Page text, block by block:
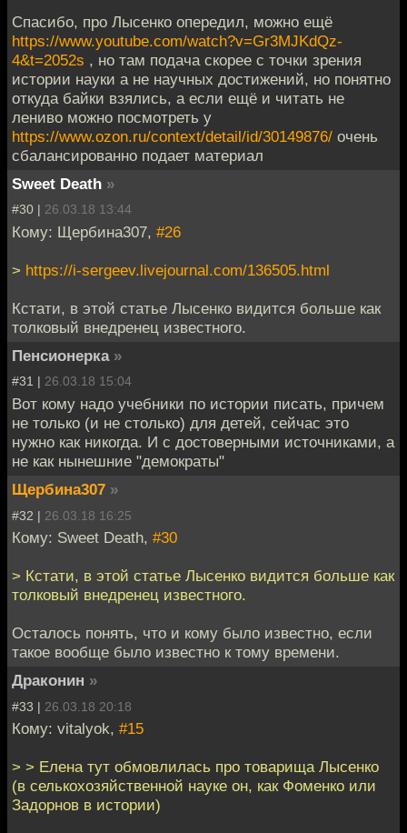
Спасибо, про Лысенко опередил, можно ещё
https://www.youtube.com/watch?v=Gr3MJKdQz-
4&t=2052s , но там подача скорее с точки зрения
истории науки а не научных достижений, но понятно
откуда байки взялись, а если ещё и читать не
лениво можно посмотреть у
https://www.ozon.ru/context/detail/id/30149876/ очень
сбалансированно подает материал
Sweet Death »
#30 | 26.03.18 13:44
Кому: Щербина307, #26
> https://i-sergeev.livejournal.com/136505.html
Кстати, в этой статье Лысенко видится больше как
толковый внедренец известного.
Пенсионерка »
#31 | 26.03.18 15:04
Вот кому надо учебники по истории писать, причем
не только (и не столько) для детей, сейчас это
нужно как никогда. И с достоверными источниками, а
не как нынешние "демократы"
Щербина307 »
#32 | 26.03.18 16:25
Кому: Sweet Death, #30
> Кстати, в этой статье Лысенко видится больше как
толковый внедренец известного.
Осталось понять, что и кому было известно, если
такое вообще было известно к тому времени.
Драконин »
#33 | 26.03.18 20:18
Кому: vitalyok, #15
> > Елена тут обмовлилась про товарища Лысенко
(в селькохозяйственной науке он, как Фоменко или
Задорнов в истории)